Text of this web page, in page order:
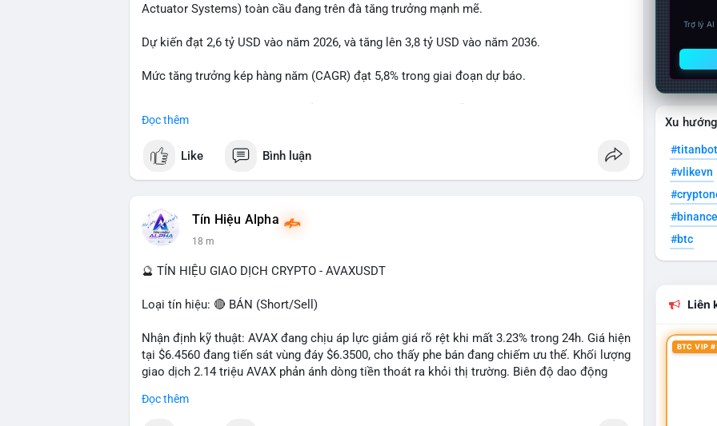
Actuator Systems) toàn cầu đang trên đà tăng trưởng mạnh mẽ.
Dự kiến đạt 2,6 tỷ USD vào năm 2026, và tăng lên 3,8 tỷ USD vào năm 2036.
Mức tăng trưởng kép hàng năm (CAGR) đạt 5,8% trong giai đoạn dự báo.
Đọc thêm
Like Bình luận
Tín Hiệu Alpha
18 m
🔮 TÍN HIỆU GIAO DỊCH CRYPTO - AVAXUSDT
Loại tín hiệu: 🔴 BÁN (Short/Sell)
Nhận định kỹ thuật: AVAX đang chịu áp lực giảm giá rõ rệt khi mất 3.23% trong 24h. Giá hiện
tại $6.4560 đang tiến sát vùng đáy $6.3500, cho thấy phe bán đang chiếm ưu thế. Khối lượng
giao dịch 2.14 triệu AVAX phản ánh dòng tiền thoát ra khỏi thị trường. Biên độ dao động
Đọc thêm
Trợ lý
Xu
#titanbot
#vlikevn
#btc
Liên
BTC VIP